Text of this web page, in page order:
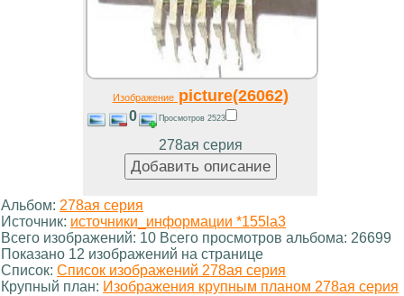
Изображениеpicture(26062)
0 Просмотров 2523
278ая серия
Альбом: 278ая серия
Источник: источники_информации *155la3
Всего изображений: 10 Всего просмотров альбома: 26699
Показано 12 изображений на странице
Список: Список изображений 278ая серия
Крупный план: Изображения крупным планом 278ая серия